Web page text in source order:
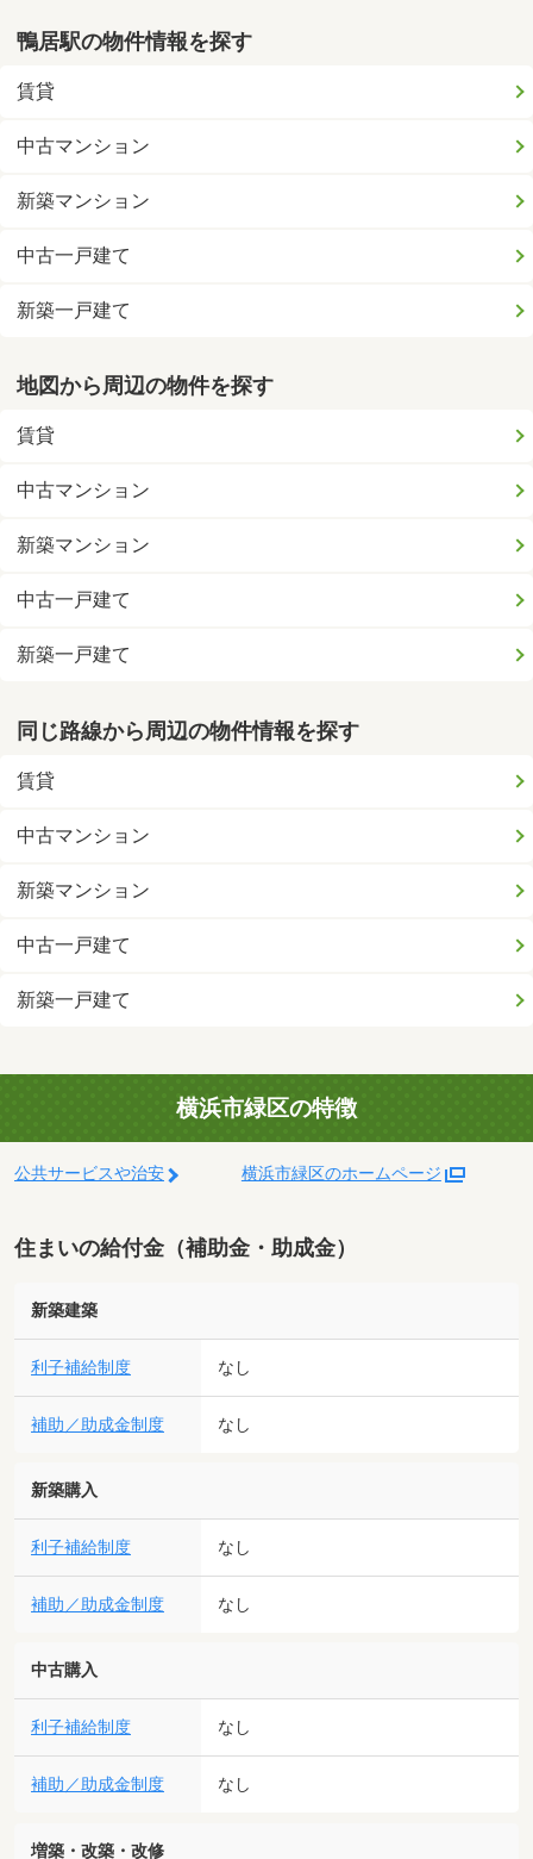
鴨居駅の物件情報を探す
賃貸
中古マンション
新築マンション
中古一戸建て
新築一戸建て
地図から周辺の物件を探す
賃貸
中古マンション
新築マンション
中古一戸建て
新築一戸建て
同じ路線から周辺の物件情報を探す
賃貸
中古マンション
新築マンション
中古一戸建て
新築一戸建て
横浜市緑区の特徴
公共サービスや治安 横浜市緑区のホームページ
住まいの給付金（補助金・助成金）
新築建築
利子補給制度 なし
補助／助成金制度 なし
新築購入
利子補給制度 なし
補助／助成金制度 なし
中古購入
利子補給制度 なし
補助／助成金制度 なし
増築・改築・改修